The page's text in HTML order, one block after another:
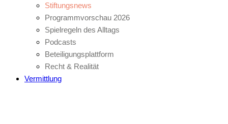
Stiftungsnews
Programmvorschau 2026
Spielregeln des Alltags
Podcasts
Beteiligungsplattform
Recht & Realität
Vermittlung